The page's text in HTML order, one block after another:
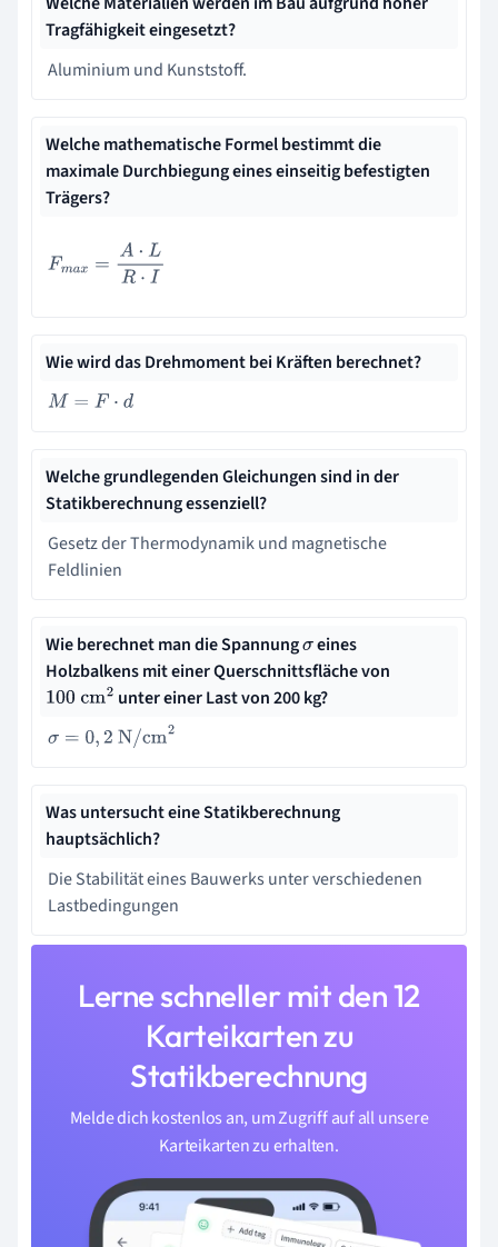
Tragfähigkeit eingesetzt?
Aluminium und Kunststoff.
Welche mathematische Formel bestimmt die
maximale Durchbiegung eines einseitig befestigten
Trägers?
F x= ⋅L R ⋅I
Wie wird das Drehmoment bei Kräften berechnet?
M= F⋅d
Welche grundlegenden Gleichungen sind in der
Statikberechnung essenziell?
Gesetz der Thermodynamik und magnetische
Feldlinien
Wie berechnet man die Spannungσeines
Holzbalkens mit einer Querschnittsfläche von
100cm2 unter einer Last von 200 kg?
σ=0, 2N/cm2
Was untersucht eine Statikberechnung
hauptsächlich?
Die Stabilität eines Bauwerks unter verschiedenen
Lastbedingungen
Lerne schneller mit den 12
Karteikarten zu
Statikberechnung
Melde dich kostenlos an, um Zugriff auf all unsere
Karteikarten zu erhalten.